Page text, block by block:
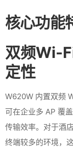
核心功能
双频Wi-
定性
W620W 内置双频
可在企业多 AP 覆
传输效率。对于酒
终端较多的环境，